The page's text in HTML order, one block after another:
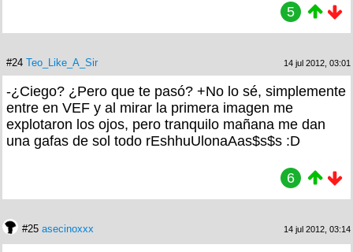
5
#24 Teo_Like_A_Sir 14 jul 2012, 03:01
-¿Ciego? ¿Pero que te pasó? +No lo sé, simplemente
entre en VEF y al mirar la primera imagen me
explotaron los ojos, pero tranquilo mañana me dan
una gafas de sol todo rEshhuUlonaAas$s$s :D
6
#25 asecinoxxx 14 jul 2012, 03:14